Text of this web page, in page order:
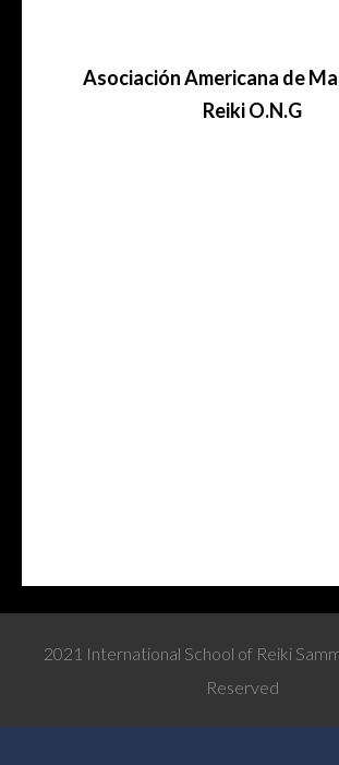
AsociaciónAmericana de
Reiki O.N.G
2021 International School of Reiki
Reserved